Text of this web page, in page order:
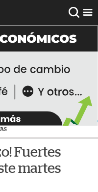
Fuertes
martes